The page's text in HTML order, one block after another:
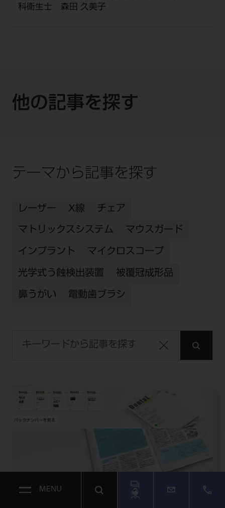
科衛生士 森田 久美子
他の記事を探す
テーマから記事を探す
レーザー X線 チェア
マトリックスシステム マウスガード
インプラント マイクロスコープ
光学式う蝕検出装置 被覆冠成形品
鼻うがい 電動歯ブラシ
MENU